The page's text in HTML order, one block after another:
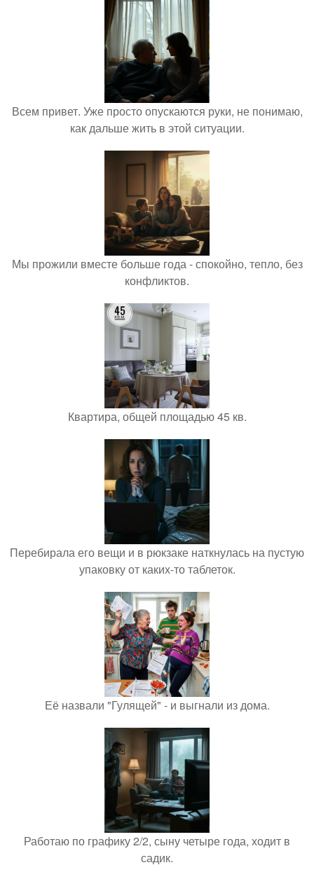
Всем привет. Уже просто опускаются руки, не понимаю,
как дальше жить в этой ситуации.
Мы прожили вместе больше года - спокойно, тепло, без
конфликтов.
Квартира, общей площадью 45 кв.
Перебирала его вещи и в рюкзаке наткнулась на пустую
упаковку от каких-то таблеток.
Её назвали "Гулящей" - и выгнали из дома.
Работаю по графику 2/2, сыну четыре года, ходит в
садик.